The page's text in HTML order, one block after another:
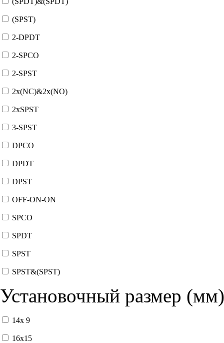
(SPST)
2-DPDT
2-SPCO
2-SPST
2x(NC)&2x(NO)
2xSPST
3-SPST
DPCO
DPDT
DPST
OFF-ON-ON
SPCO
SPDT
SPST
SPST&(SPST)
Установочный размер (мм)
14x 9
16x15